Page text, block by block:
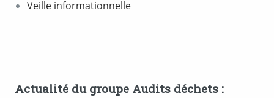
Veille informationnelle
Actualité du groupe Audits déchets :